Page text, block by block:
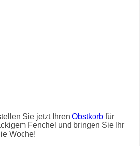
Sie jetzt Ihren Obstkorb für
Fenchel und bringen Sie Ihr
Woche!